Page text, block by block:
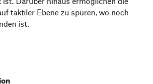
taktiler Ebene zu spüren, wo noch
ist.